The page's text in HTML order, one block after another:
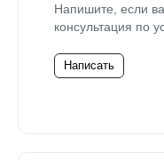
Напишите, если
консультация по
Написать